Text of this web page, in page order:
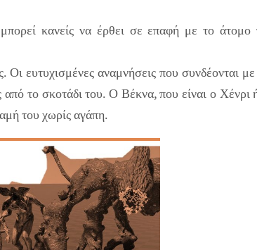
κανείς να έρθει σε επαφή με το άτομο
Οι ευτυχισμένες αναμνήσεις που συνδέονται
από το σκοτάδι του. Ο Βέκνα, που είναι ο Χένρι
του χωρίς αγάπη.